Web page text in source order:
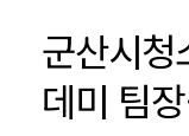
군산시
데미 팀